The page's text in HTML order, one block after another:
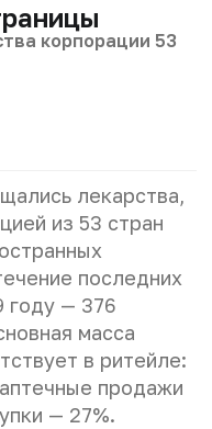
корпорации 53
лекарства,
из 53 стран
последних
году — 376
масса
в ритейле:
продажи
— 27%.